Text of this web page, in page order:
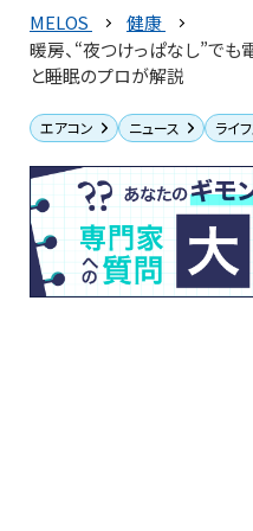
MELOS
健康
暖房、“夜つけっぱなし”でも
と睡眠のプロが解説
エアコン ニュース ライ